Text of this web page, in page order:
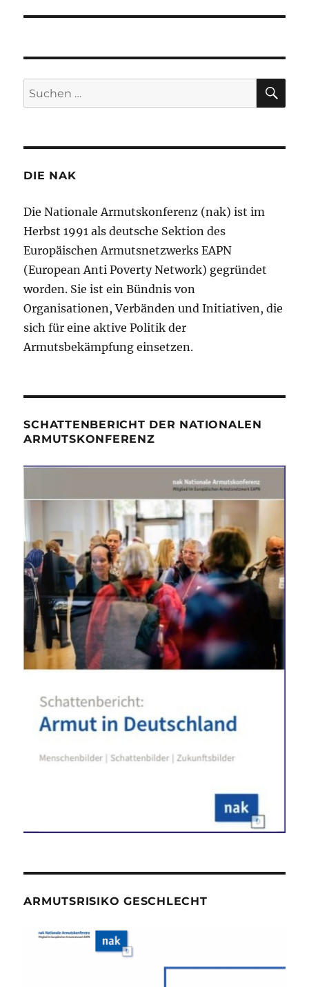
Suchen
nach:
DIE NAK
Die Nationale Armutskonferenz (nak) ist im
Herbst 1991 als deutsche Sektion des
Europäischen Armutsnetzwerks EAPN
(European Anti Poverty Network) gegründet
worden. Sie ist ein Bündnis von
Organisationen, Verbänden und Initiativen, die
sich für eine aktive Politik der
Armutsbekämpfung einsetzen.
SCHATTENBERICHT DER NATIONALEN
ARMUTSKONFERENZ
ARMUTSRISIKO GESCHLECHT